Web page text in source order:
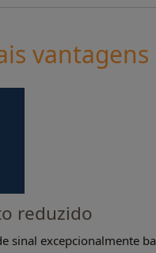
vantagens
reduzido
sinal excepcionalmente